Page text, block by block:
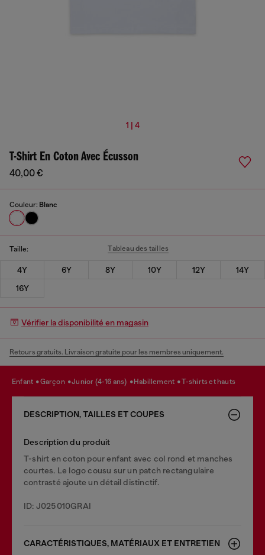
1 | 4
T-Shirt En Coton Avec Écusson
40,00 €
Couleur: Blanc
Taille: Tableau des tailles
4Y 6Y 8Y 10Y 12Y
14Y
16Y
Vérifier la disponibilité en magasin
Retours gratuits. Livraison gratuite pour les membres uniquement.
enfant garçon junior (4-16 ans) habillement t-shirts et hauts
DESCRIPTION, TAILLES ET COUPES
Description du produit
T-shirt en coton pour enfant avec col rond et manches
courtes. Le logo cousu sur un patch rectangulaire
contrasté ajoute un détail distinctif.
ID: J025010GRAI
CARACTÉRISTIQUES, MATÉRIAUX ET ENTRETIEN